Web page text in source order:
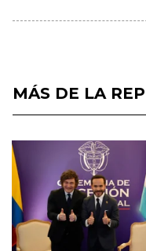
MÁS DE LA